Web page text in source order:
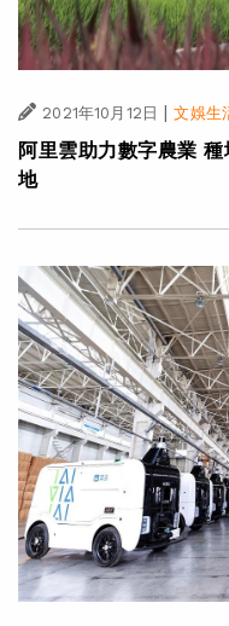
2021年10月12日 | 文娛生
阿里雲助力數字農業
地